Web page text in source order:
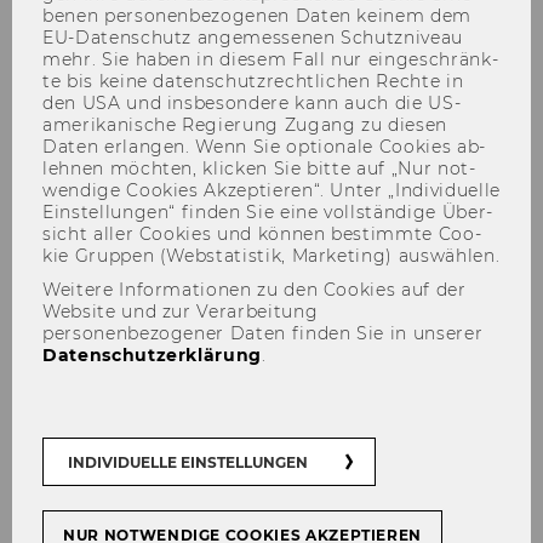
Univ.Prof. Dr. Verena Madner
be­nen per­so­nen­be­zo­ge­nen Daten kei­nem dem
EU-​Datenschutz an­ge­mes­se­nen Schutz­ni­veau
mehr. Sie haben in die­sem Fall nur ein­ge­schränk­
te bis keine da­ten­schutz­recht­li­chen Rech­te in
den USA und ins­be­son­de­re kann auch die US-​
amerikanische Re­gie­rung Zu­gang zu die­sen
Daten er­lan­gen. Wenn Sie op­tio­na­le Coo­kies ab­
leh­nen möch­ten, kli­cken Sie bitte auf „Nur not­
wen­di­ge Coo­kies Ak­zep­tie­ren“. Unter „In­di­vi­du­el­le
Ein­stel­lun­gen“ fin­den Sie eine voll­stän­di­ge Über­
sicht aller Coo­kies und kön­nen be­stimm­te Coo­
kie Grup­pen (Web­sta­tis­tik, Mar­ke­ting) aus­wäh­len.
Weitere Informationen zu den Cookies auf der
Website und zur Verarbeitung
personenbezogener Daten finden Sie in unserer
Datenschutzerklärung.
INDIVIDUELLE EINSTELLUNGEN
NUR NOTWENDIGE COOKIES AKZEPTIEREN